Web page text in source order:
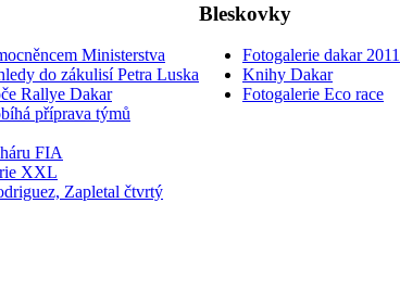
Ministerstva
do zákulisí Petra Luska
Rallye Dakar
příprava týmů
FIA
XXL
Zapletal čtvrtý
Bleskovky
Fotogalerie dakar 2011
Knihy Dakar
Fotogalerie Eco race